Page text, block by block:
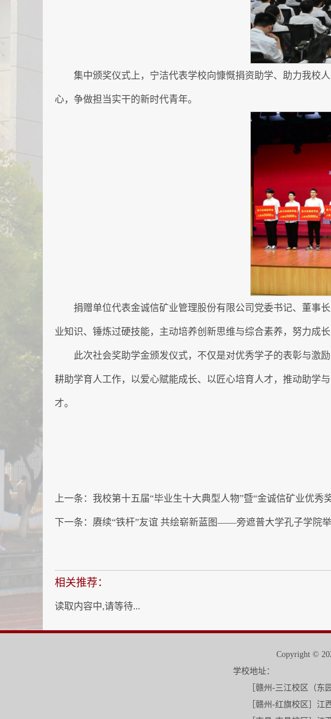
集中颁奖仪式上，宁洁代表学校向慷慨捐资助学、助力我校
心，争做担当实干的新时代青年。
捐赠单位代表金诚信矿业管理股份有限公司党委书记、董事
业知识、锤炼过硬技能，主动培养创新思维与综合素养，努力成
此次社会奖助学金颁发仪式，不仅是对优秀学子的表彰与激
耕助学育人工作，以爱心赋能成长、以匠心培育人才，推动助学
才。
上一条： 我校第十五届“毕业生十大典型人物”暨“金诚信矿业优秀
下一条： 赓续“铁杆”友谊 共绘崭新蓝图——旁遮普大学孔子学院
相关推荐：
读取内容中,请等待...
Copyright ©
学校地址：
［赣州-三江校区 （东
［赣州-红旗校区］江西省赣州市红旗大